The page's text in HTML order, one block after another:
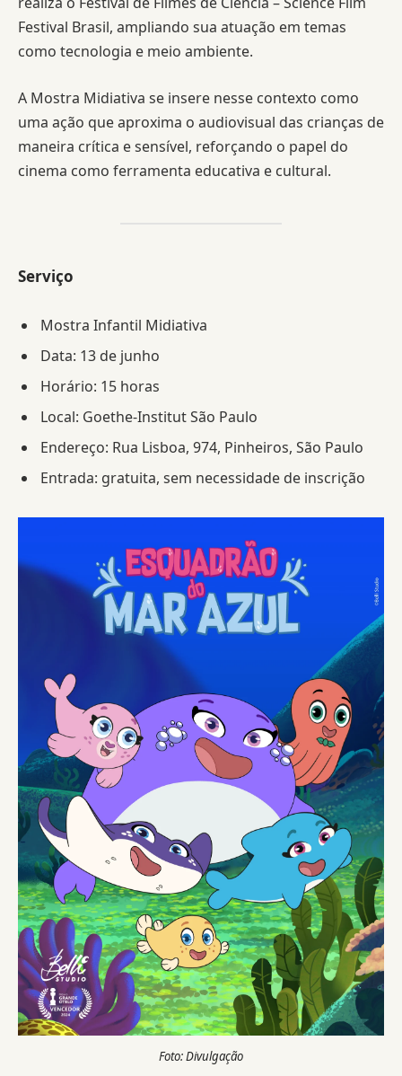
Festival Brasil, ampliando sua atuação em temas
como tecnologia e meio ambiente.
A Mostra Midiativa se insere nesse contexto como
uma ação que aproxima o audiovisual das crianças de
maneira crítica e sensível, reforçando o papel do
cinema como ferramenta educativa e cultural.
Serviço
Mostra Infantil Midiativa
Data: 13 de junho
Horário: 15 horas
Local: Goethe-Institut São Paulo
Endereço: Rua Lisboa, 974, Pinheiros, São Paulo
Entrada: gratuita, sem necessidade de inscrição
Foto: Divulgação